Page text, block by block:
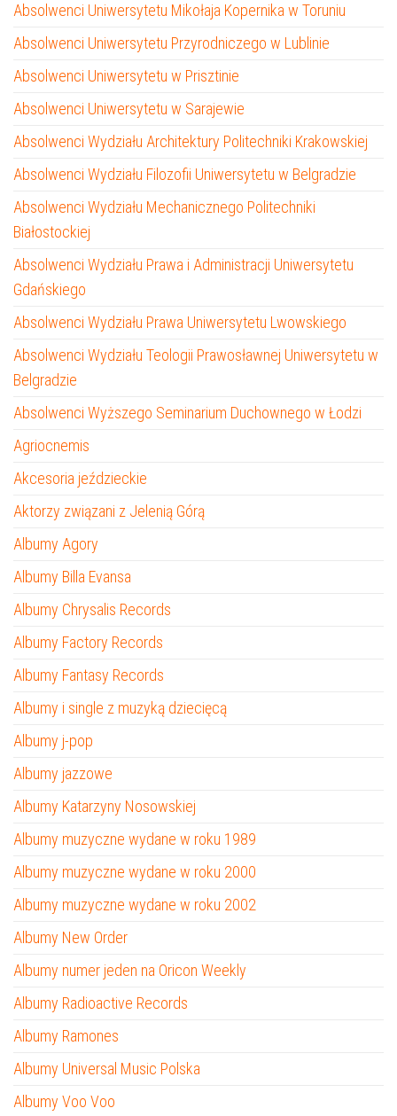
Absolwenci Uniwersytetu Mikołaja Kopernika w Toruniu
Absolwenci Uniwersytetu Przyrodniczego w Lublinie
Absolwenci Uniwersytetu w Prisztinie
Absolwenci Uniwersytetu w Sarajewie
Absolwenci Wydziału Architektury Politechniki Krakowskiej
Absolwenci Wydziału Filozofii Uniwersytetu w Belgradzie
Absolwenci Wydziału Mechanicznego Politechniki
Białostockiej
Absolwenci Wydziału Prawa i Administracji Uniwersytetu
Gdańskiego
Absolwenci Wydziału Prawa Uniwersytetu Lwowskiego
Absolwenci Wydziału Teologii Prawosławnej Uniwersytetu w
Belgradzie
Absolwenci Wyższego Seminarium Duchownego w Łodzi
Agriocnemis
Akcesoria jeździeckie
Aktorzy związani z Jelenią Górą
Albumy Agory
Albumy Billa Evansa
Albumy Chrysalis Records
Albumy Factory Records
Albumy Fantasy Records
Albumy i single z muzyką dziecięcą
Albumy j-pop
Albumy jazzowe
Albumy Katarzyny Nosowskiej
Albumy muzyczne wydane w roku 1989
Albumy muzyczne wydane w roku 2000
Albumy muzyczne wydane w roku 2002
Albumy New Order
Albumy numer jeden na Oricon Weekly
Albumy Radioactive Records
Albumy Ramones
Albumy Universal Music Polska
Albumy Voo Voo